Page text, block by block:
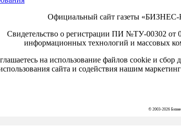
Официальный сайт газеты
Свидетельство о регистрации ПИ №ТУ-00302 от
информационных технологий и массовых
на использование файлов cookie и
сайта и содействия нашим
© 2003-2026